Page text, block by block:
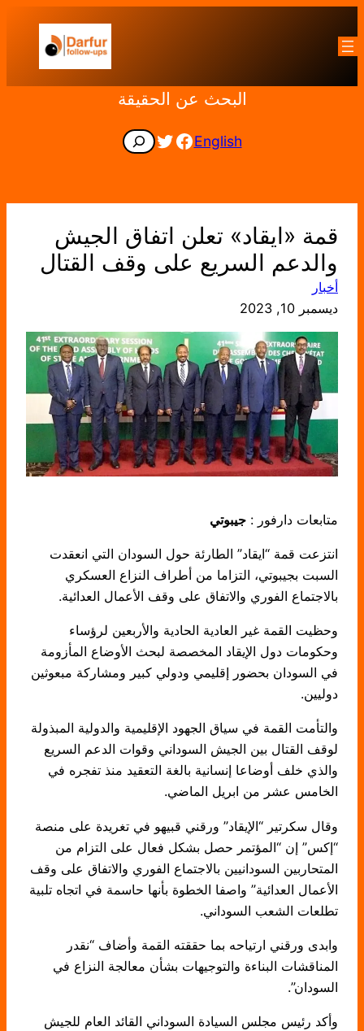
إلى
المحتوى
البحث عن الحقيقة
English
Facebook
Twitter
Search
قمة «ايقاد» تعلن اتفاق الجيش
والدعم السريع على وقف القتال
أخبار
ديسمبر 10, 2023
متابعات دارفور : جيبوتي
انتزعت قمة “ايقاد” الطارئة حول السودان التي انعقدت
السبت بجيبوتي، التزاما من أطراف النزاع العسكري
بالاجتماع الفوري والاتفاق على وقف الأعمال العدائية.
وحظيت القمة غير العادية الحادية والأربعين لرؤساء
وحكومات دول الإيقاد المخصصة لبحث الأوضاع المأزومة
في السودان بحضور إقليمي ودولي كبير ومشاركة مبعوثين
دوليين.
والتأمت القمة في سياق الجهود الإقليمية والدولية المبذولة
لوقف القتال بين الجيش السوداني وقوات الدعم السريع
والذي خلف أوضاعا إنسانية بالغة التعقيد منذ تفجره في
الخامس عشر من ابريل الماضي.
وقال سكرتير “الإيقاد” ورقني قبيهو في تغريدة على منصة
“إكس” إن “المؤتمر حصل بشكل فعال على التزام من
المتحاربين السودانيين بالاجتماع الفوري والاتفاق على وقف
الأعمال العدائية” واصفا الخطوة بأنها حاسمة في اتجاه تلبية
تطلعات الشعب السوداني.
وابدى ورقني ارتياحه بما حققته القمة وأضاف “نقدر
المناقشات البناءة والتوجيهات بشأن معالجة النزاع في
السودان”.
وأكد رئيس مجلس السيادة السوداني القائد العام للجيش